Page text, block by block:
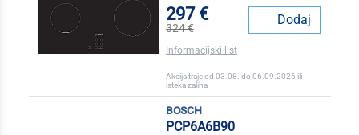
297 €
324 €
Dodaj
Informacijski list
Akcija traje od 03.08. do 06.09.2026 ili
isteka zaliha
bosch
PCP6A6B90